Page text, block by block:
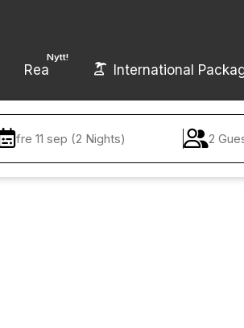
Nytt!
Rea International
fre 11 sep (2 Nights) 2